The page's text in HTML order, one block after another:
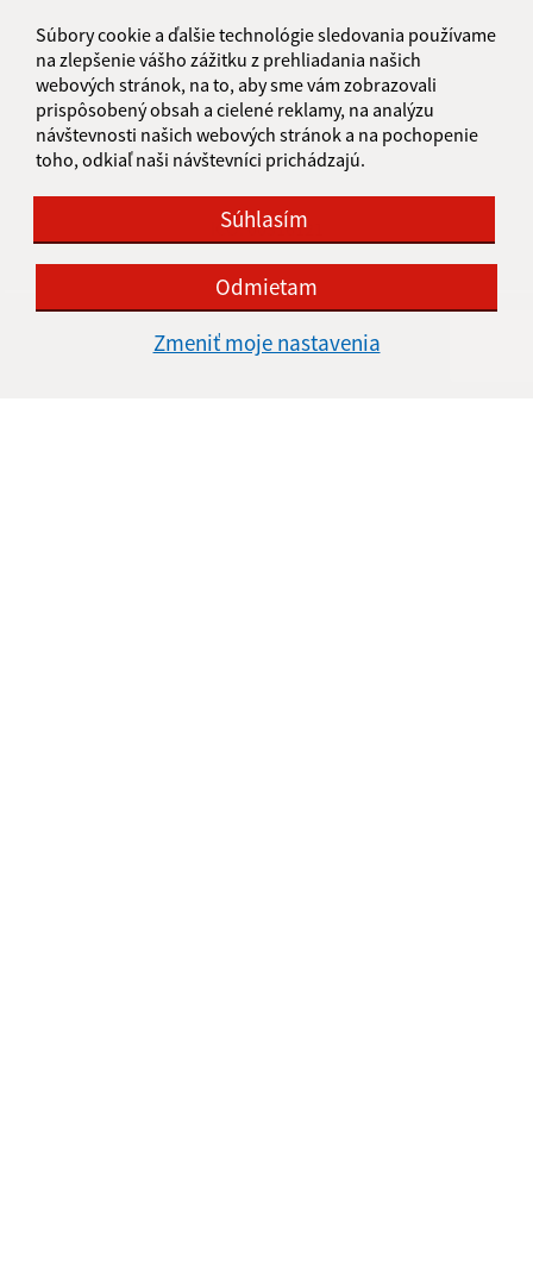
Súbory cookie a ďalšie technológie sledovania používame
na zlepšenie vášho zážitku z prehliadania našich
webových stránok, na to, aby sme vám zobrazovali
prispôsobený obsah a cielené reklamy, na analýzu
návštevnosti našich webových stránok a na pochopenie
toho, odkiaľ naši návštevníci prichádzajú.
Súhlasím
Odmietam
Zmeniť moje nastavenia
Obecný úrad Kalinovo
SNP 138/14
985 01 Kalinovo
obec@kalinovo.sk
IČO: 00316121